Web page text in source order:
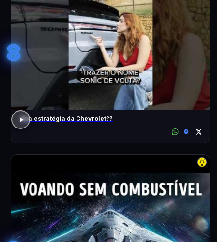
8
Boa estratégia da Chevrolet??